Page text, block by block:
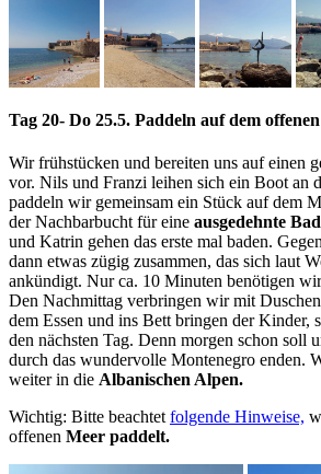
Tag 20- Do 25.5. Paddeln auf dem
Wir frühstücken und bereiten uns auf einen
vor. Nils und Franzi leihen sich ein Boot an
paddeln wir gemeinsam ein Stück auf dem
der Nachbarbucht für eine ausgedehnte
und Katrin gehen das erste mal baden.
dann etwas zügig zusammen, das sich laut
ankündigt. Nur ca. 10 Minuten benötigen
Den Nachmittag verbringen wir mit
dem Essen und ins Bett bringen der Kinder,
den nächsten Tag. Denn morgen schon soll
durch das wundervolle Montenegro enden.
weiter in die Albanischen Alpen.
Wichtig: Bitte beachtet folgende Hinweise,
offenen Meer paddelt.